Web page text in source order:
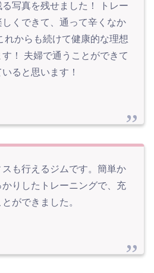
写真を残せました！ トレー
くできて、通って辛くなか
れからも続けて健康的な理想
！ 夫婦で通うことができて
ると思います！
も行えるジムです。簡単か
りしたトレーニングで、充
ができました。